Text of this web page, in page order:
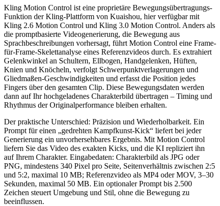
Kling Motion Control ist eine proprietäre Bewegungsübertragungs-
Funktion der Kling-Plattform von Kuaishou, hier verfügbar mit
Kling 2.6 Motion Control und Kling 3.0 Motion Control. Anders als
die promptbasierte Videogenerierung, die Bewegung aus
Sprachbeschreibungen vorhersagt, führt Motion Control eine Frame-
für-Frame-Skelettanalyse eines Referenzvideos durch. Es extrahiert
Gelenkwinkel an Schultern, Ellbogen, Handgelenken, Hüften,
Knien und Knöcheln, verfolgt Schwerpunktverlagerungen und
Gliedmaßen-Geschwindigkeiten und erfasst die Position jedes
Fingers über den gesamten Clip. Diese Bewegungsdaten werden
dann auf Ihr hochgeladenes Charakterbild übertragen – Timing und
Rhythmus der Originalperformance bleiben erhalten.
Der praktische Unterschied: Präzision und Wiederholbarkeit. Ein
Prompt für einen „gedrehten Kampfkunst-Kick“ liefert bei jeder
Generierung ein unvorhersehbares Ergebnis. Mit Motion Control
liefern Sie das Video des exakten Kicks, und die KI repliziert ihn
auf Ihrem Charakter. Eingabedaten: Charakterbild als JPG oder
PNG, mindestens 340 Pixel pro Seite, Seitenverhältnis zwischen 2:5
und 5:2, maximal 10 MB; Referenzvideo als MP4 oder MOV, 3–30
Sekunden, maximal 50 MB. Ein optionaler Prompt bis 2.500
Zeichen steuert Umgebung und Stil, ohne die Bewegung zu
beeinflussen.